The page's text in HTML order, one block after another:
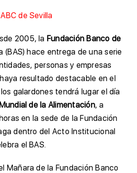
ABC de Sevilla
2005, la Fundación Banco de
(BAS) hace entrega de una serie
personas y empresas
resultado destacable en el
galardones tendrá lugar el día
de la Alimentación, a
en la sede de la Fundación
dentro del Acto Institucional
el BAS.
Mañara de la Fundación Banco